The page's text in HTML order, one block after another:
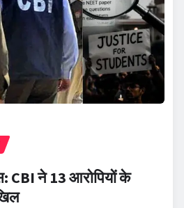
CBI ने 13 आरोपियों के